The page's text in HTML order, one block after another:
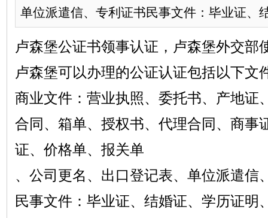
单位派遣信、专利证书民事文件：毕业证、
卢森堡公证书领事认证，卢森堡外交部
卢森堡可以办理的公证认证包括以下文
商业文件：营业执照、委托书、产地证
合同、箱单、授权书、代理合同、商事
证、价格单、报关单
、公司更名、出口登记表、单位派遣信
民事文件：毕业证、结婚证、学历证明